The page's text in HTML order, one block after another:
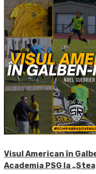
Visul American în
Academia PSG la